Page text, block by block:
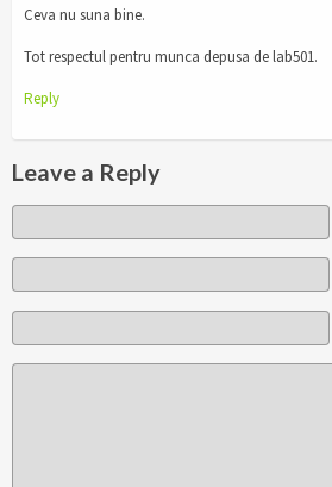
Ceva nu suna bine.
Tot respectul pentru munca depusa de lab501.
Reply
Leave a Reply